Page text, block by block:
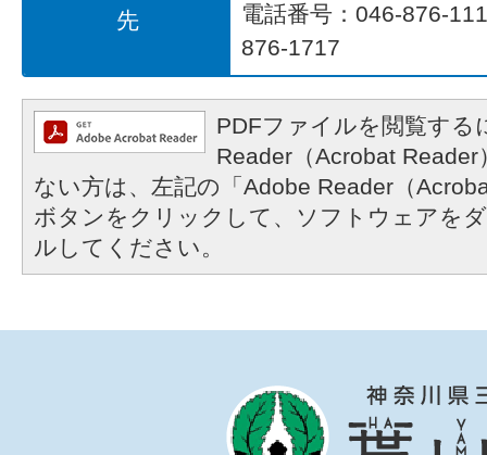
先
電話番号：046-876-
876-1717
PDFファイルを閲覧する
Reader（Acrobat
ない方は、左記の「Adobe Reader（
ボタンをクリックして、ソフトウェアを
ルしてください。